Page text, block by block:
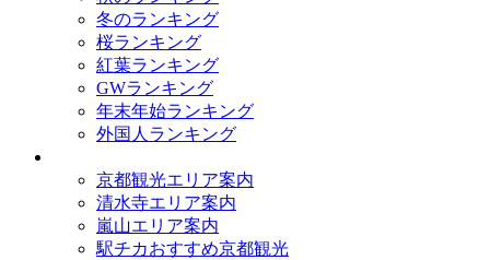
冬のランキング
桜ランキング
紅葉ランキング
GWランキング
年末年始ランキング
外国人ランキング
京都観光エリア案内
清水寺エリア案内
嵐山エリア案内
駅チカおすすめ京都観光